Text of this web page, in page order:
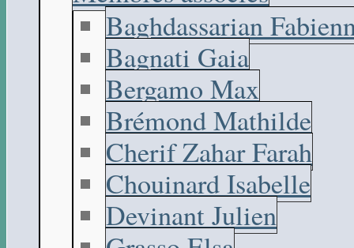
Baghdassarian
Bagnati Gaia
Bergamo Max
Brémond Mathilde
Cherif Zahar Farah
Chouinard Isabelle
Devinant Julien